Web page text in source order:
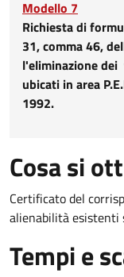
Modello 7
Richiesta di
31, comma 46,
l'eliminazione
ubicati in area
1992.
Cosa si
Certificato del
alienabilità esistenti
Tempi e